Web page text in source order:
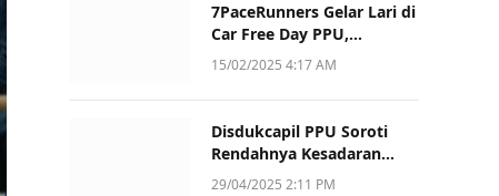
7PaceRunners Gelar Lari di
Car Free Day PPU,
Kampanye Gaya Hidup
15/02/2025 4:17 AM
Disdukcapil PPU Soroti
Rendahnya Kesadaran
Warga Soal Pelaporan
29/04/2025 2:11 PM